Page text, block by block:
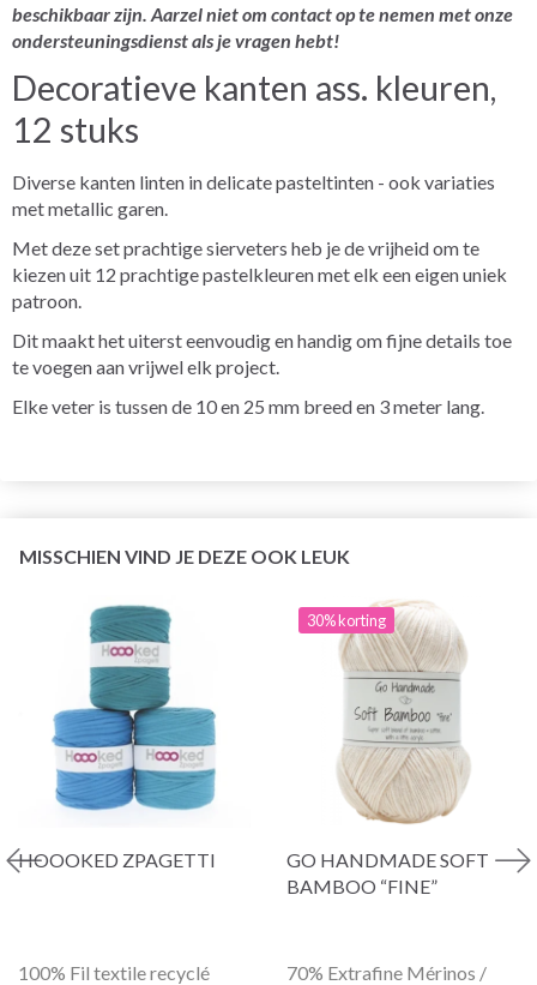
beschikbaar zijn. Aarzel niet om contact op te nemen met onze
ondersteuningsdienst als je vragen hebt!
Decoratieve kanten ass. kleuren,
12 stuks
Diverse kanten linten in delicate pasteltinten - ook variaties
met metallic garen.
Met deze set prachtige sierveters heb je de vrijheid om te
kiezen uit 12 prachtige pastelkleuren met elk een eigen uniek
patroon.
Dit maakt het uiterst eenvoudig en handig om fijne details toe
te voegen aan vrijwel elk project.
Elke veter is tussen de 10 en 25 mm breed en 3 meter lang.
MISSCHIEN VIND JE DEZE OOK LEUK
HOOOKED ZPAGETTI
100% Fil textile recyclé
30% korting
GO HANDMADE SOFT
BAMBOO “FINE”
70% Extrafine Mérinos /